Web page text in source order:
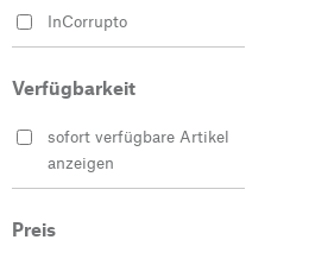
InCorrupto
du Mont Bouquet
Krug
Slyrs Destillerie
Weingut Albert
Verfügbarkeit
sofort verfügbare Artikel
anzeigen
Preis